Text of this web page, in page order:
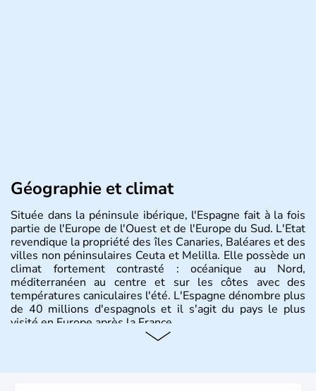
Géographie et climat
Située dans la péninsule ibérique, l'Espagne fait à la fois
partie de l'Europe de l'Ouest et de l'Europe du Sud. L'Etat
revendique la propriété des îles Canaries, Baléares et des
villes non péninsulaires Ceuta et Melilla. Elle possède un
climat fortement contrasté : océanique au Nord,
méditerranéen au centre et sur les côtes avec des
températures caniculaires l'été. L'Espagne dénombre plus
de 40 millions d'espagnols et il s'agit du pays le plus
visité en Europe après la France.